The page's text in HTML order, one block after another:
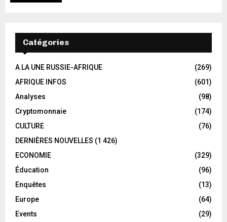
Catégories
A LA UNE RUSSIE-AFRIQUE
(269)
AFRIQUE INFOS
(601)
Analyses
(98)
Cryptomonnaie
(174)
CULTURE
(76)
DERNIÈRES NOUVELLES (1 426)
ECONOMIE
(329)
Éducation
(96)
Enquêtes
(13)
Europe
(64)
Events
(29)